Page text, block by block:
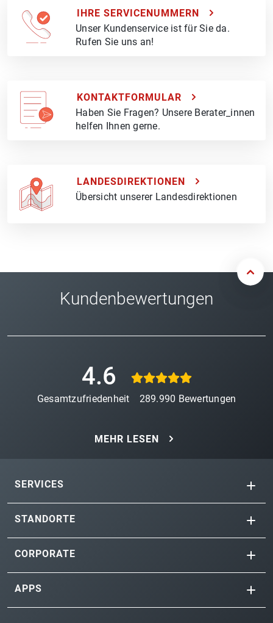
IHRE SERVICENUMMERN
Unser Kundenservice ist für Sie da.
Rufen Sie uns an!
KONTAKTFORMULAR
Haben Sie Fragen? Unsere Berater_innen
helfen Ihnen gerne.
LANDESDIREKTIONEN
Übersicht unserer Landesdirektionen
Kundenbewertungen
4.6
Gesamtzufriedenheit 289.990 Bewertungen
MEHR LESEN
SERVICES
STANDORTE
CORPORATE
APPS